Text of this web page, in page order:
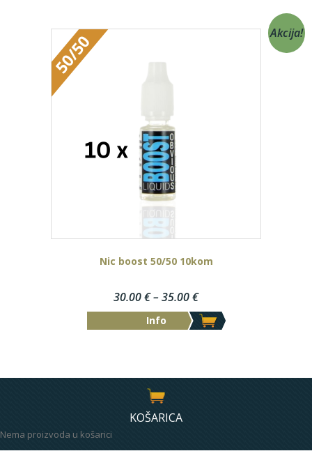
Akcija!
Nic boost 50/50 10kom
30.00€– 35.00€
Info
KOŠARICA
Nema proizvoda u košarici